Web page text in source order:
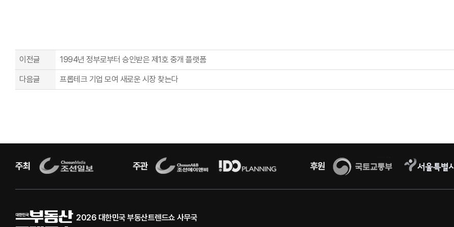
이전글 1994년 정부로부터 승인받은 제1호 중개 플랫폼
다음글 프롭테크 기업 모여 새로운 시장 찾는다
2026 대한민국 부동산트렌드쇼 사무국